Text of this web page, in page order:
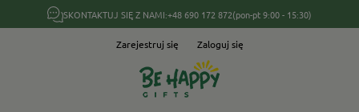
SKONTAKTUJ SIĘ Z NAMI:+48 690 172 872(pon-pt 9:00 - 15:30)
Zarejestruj się Zaloguj się